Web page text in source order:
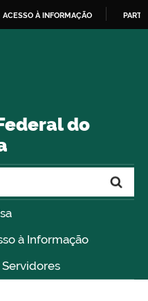
ACESSO À INFORMAÇÃO
do
à Informação
Servidores